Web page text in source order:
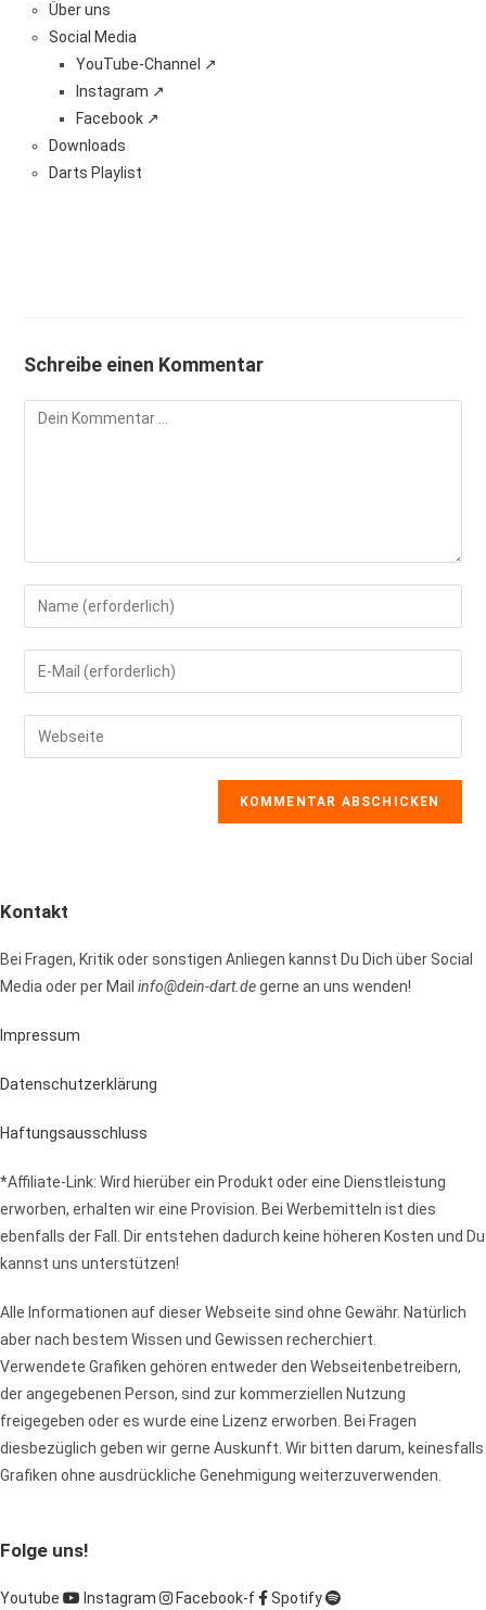
Über uns
Social Media
YouTube-Channel ↗
Instagram ↗
Facebook ↗
Downloads
Darts Playlist
Schreibe einen Kommentar
Kommentieren
Gib
deinen
Namen
oder
zum
Kommentieren
Gib
deine
E-
Mail-
Gib
deine
Kontakt
Bei Fragen, Kritik oder sonstigen Anliegen kannst Du Dich über Social
Media oder per Mail info@dein-dart.degerne an uns wenden!
Impressum
Datenschutzerklärung
Haftungsausschluss
*Affiliate-Link: Wird hierüber ein Produkt oder eine Dienstleistung
erworben, erhalten wir eine Provision. Bei Werbemitteln ist dies
ebenfalls der Fall. Dir entstehen dadurch keine höheren Kosten und Du
kannst uns unterstützen!
Alle Informationen auf dieser Webseite sind ohne Gewähr. Natürlich
aber nach bestem Wissen und Gewissen recherchiert.
Verwendete Grafiken gehören entweder den Webseitenbetreibern,
der angegebenen Person, sind zur kommerziellen Nutzung
freigegeben oder es wurde eine Lizenz erworben. Bei Fragen
diesbezüglich geben wir gerne Auskunft. Wir bitten darum, keinesfalls
Grafiken ohne ausdrückliche Genehmigung weiterzuverwenden.
Folge uns!
Youtube Instagram Facebook-f Spotify